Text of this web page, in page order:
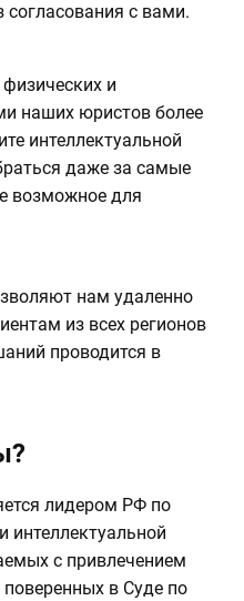
с вами.
и
наших юристов более
интеллектуальной
даже за самые
возможное для
нам удаленно
из всех регионов
проводится в
лидером РФ по
интеллектуальной
с привлечением
в Суде по